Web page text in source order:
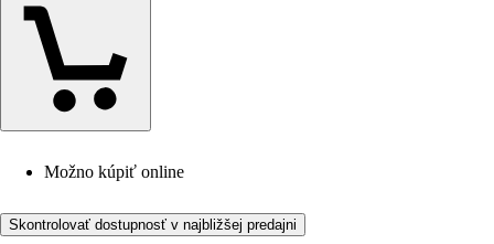
Možno kúpiť online
Skontrolovať dostupnosť v najbližšej predajni